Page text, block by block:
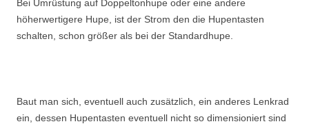
Bei Umrüstung auf Doppeltonhupe oder eine andere
höherwertigere Hupe, ist der Strom den die Hupentasten
schalten, schon größer als bei der Standardhupe.
Baut man sich, eventuell auch zusätzlich, ein anderes Lenkrad
ein, dessen Hupentasten eventuell nicht so dimensioniert sind